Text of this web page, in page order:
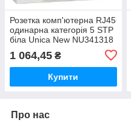
Розетка комп'ютерна RJ45
одинарна категорія 5 STP
біла Unica New NU341318
1 064,45 ₴
Купити
Про нас